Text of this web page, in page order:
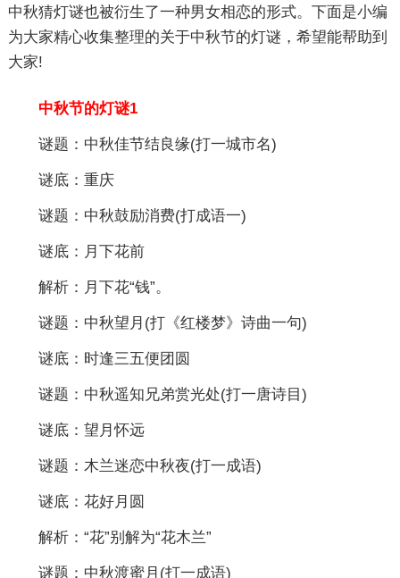
中秋猜灯谜也被衍生了一种男女相恋的形式。下面是小编
为大家精心收集整理的关于中秋节的灯谜，希望能帮助到
大家!
中秋节的灯谜1
谜题：中秋佳节结良缘(打一城市名)
谜底：重庆
谜题：中秋鼓励消费(打成语一)
谜底：月下花前
解析：月下花“钱”。
谜题：中秋望月(打《红楼梦》诗曲一句)
谜底：时逢三五便团圆
谜题：中秋遥知兄弟赏光处(打一唐诗目)
谜底：望月怀远
谜题：木兰迷恋中秋夜(打一成语)
谜底：花好月圆
解析：“花”别解为“花木兰”
谜题：中秋渡蜜月(打一成语)